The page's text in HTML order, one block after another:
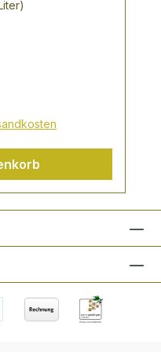
zu genießen.